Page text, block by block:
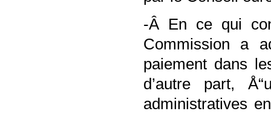
-Â En ce qui
Commission a
paiement dans
d’autre part,
administratives